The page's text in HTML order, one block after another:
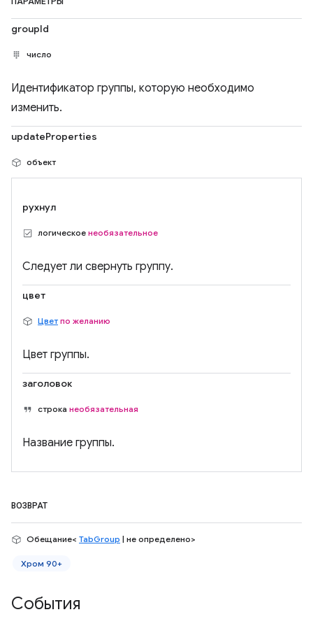
groupId
число
Идентификатор группы, которую необходимо
изменить.
updateProperties
объект
рухнул
логическое необязательное
Следует ли свернуть группу.
цвет
Цвет по желанию
Цвет группы.
заголовок
строка необязательная
Название группы.
ВОЗВРАТ
Обещание< TabGroup | не определено>
Хром 90+
События